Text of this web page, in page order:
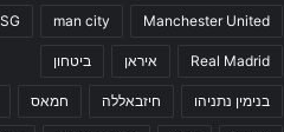
Manchester United
man city
Real Madrid איראן ביטחון
בנימין נתניהו חיזבאללה חמאס